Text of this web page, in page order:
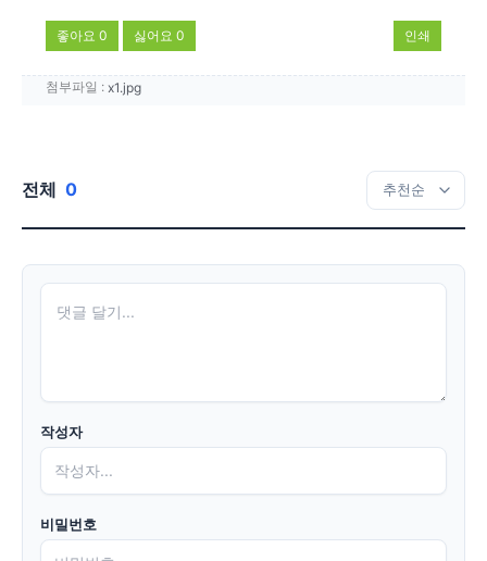
좋아요 0 싫어요 0 인쇄
첨부파일 : x1.jpg
전체 0
작성자
비밀번호